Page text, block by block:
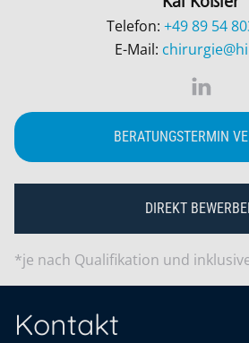
Telefon: +49 89 54
E-Mail:
BERATUNGSTERMIN
DIREKT
*je nach Qualifikation und
Kontakt